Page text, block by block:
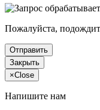
Пожалуйста,
Отправить
Закрыть
×Close
Напишите нам